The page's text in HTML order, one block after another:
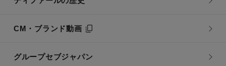
CM・ブランド動画
グループセブジャパン